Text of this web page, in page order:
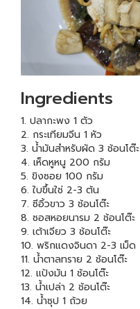
Ingredients
1. ปลากะพง 1 ตัว
2. กระเทียมจีน 1 หัว
3. น้ำมันสำหรับผัด 3 ช้อนโต๊ะ
4. เห็ดหูหนู 200 กรัม
5. ขิงซอย 100 กรัม
6. ใบขึ้นใช่ 2-3 ต้น
7. ซีอิ้วขาว 3 ช้อนโต๊ะ
8. ซอสหอยนารม 2 ช้อนโต๊ะ
9. เต้าเจียว 3 ช้อนโต๊ะ
10. พริกแดงจินดา 2-3 เม็ด
11. น้ำตาลทราย 2 ช้อนโต๊ะ
12. แป้งมัน 1 ช้อนโต๊ะ
13. น้ำเปล่า 2 ช้อนโต๊ะ
14. น้ำซุป 1 ถ้วย